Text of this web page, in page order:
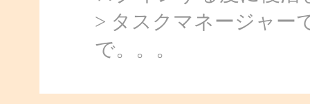
> タスクマネージャー
で。。。